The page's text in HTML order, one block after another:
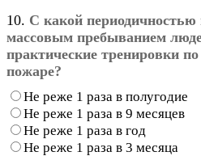
10. С какой периодичностью
массовым пребыванием
практические тренировки
пожаре?
Не реже 1 раза в полугодие
Не реже 1 раза в 9 месяцев
Не реже 1 раза в год
Не реже 1 раза в 3 месяца